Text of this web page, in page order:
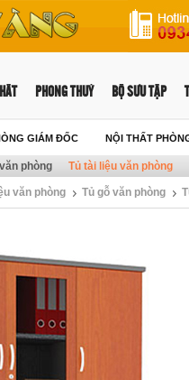
PHONG THUỶ BỘ SƯU TẬP
GIÁM ĐỐC NỘI THẤT
phòng Tủ tài liệu văn phòng
văn phòng Tủ gỗ văn phòng